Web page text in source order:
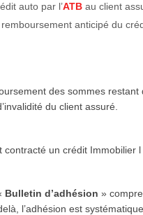
auto par l’ATBau client
anticipé du
des sommes
du client assuré.
contracté un crédit Immobilier l
Bulletin d’adhésion »
l’adhésion est